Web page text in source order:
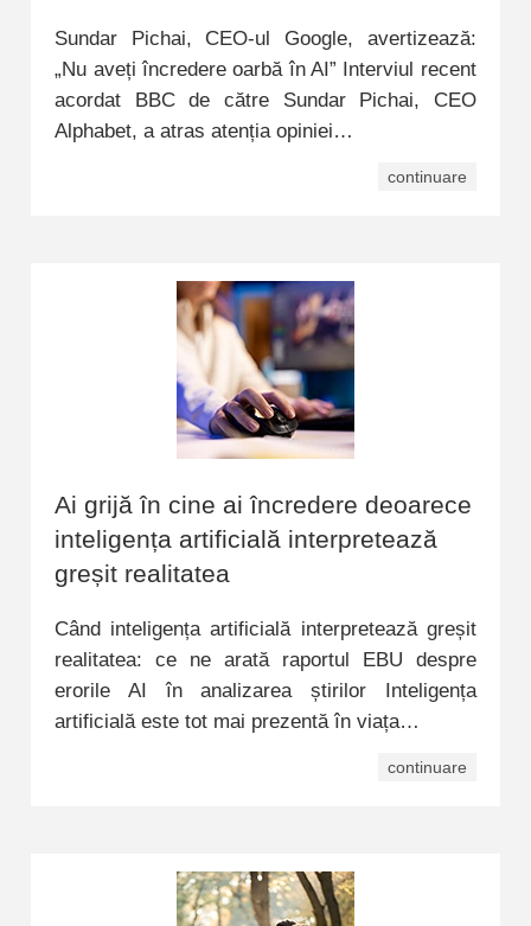
Sundar Pichai, CEO-ul Google, avertizează:
„Nu aveți încredere oarbă în AI” Interviul recent
acordat BBC de către Sundar Pichai, CEO
Alphabet, a atras atenția opiniei…
continuare
Ai grijă în cine ai încredere deoarece
inteligența artificială interpretează
greșit realitatea
Când inteligența artificială interpretează greșit
realitatea: ce ne arată raportul EBU despre
erorile AI în analizarea știrilor Inteligența
artificială este tot mai prezentă în viața…
continuare